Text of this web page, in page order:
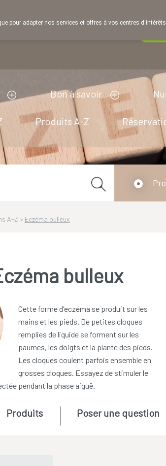
Bon à savoir
Produits A-Z
A-Z > Eczéma bulleux
bulleux
Cette forme d'eczéma se produit sur les
mains et les pieds. De petites cloques
remplies de liquide se forment sur les
paumes, les doigts et la plante des pieds.
Les cloques coulent parfois ensemble en
grosses cloques. Essayez de stimuler le
pendant la phase aiguë.
Produits Poser une question
pour adapter nos services et offres à vos centres